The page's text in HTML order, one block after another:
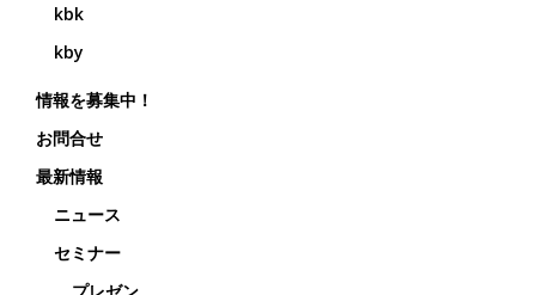
kbk
kby
情報を募集中！
お問合せ
最新情報
ニュース
セミナー